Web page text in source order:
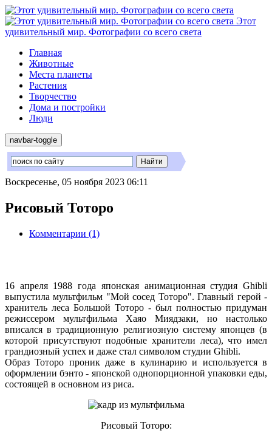
Этот
удивительный мир. Фотографии со всего света
Главная
Животные
Места планеты
Растения
Творчество
Дома и постройки
Люди
navbar-toggle
Воскресенье, 05 ноября 2023 06:11
Рисовый Тоторо
Комментарии (1)
16 апреля 1988 года японская анимационная студия Ghibli
выпустила мультфильм "Мой сосед Тоторо". Главный герой -
хранитель леса Большой Тоторо - был полностью придуман
режиссером мультфильма Хаяо Миядзаки, но настолько
вписался в традиционную религиозную систему японцев (в
которой присутствуют подобные хранители леса), что имел
грандиозный успех и даже стал символом студии Ghibli.
Образ Тоторо проник даже в кулинарию и используется в
оформлении бэнто - японской однопорционной упаковки еды,
состоящей в основном из риса.
Рисовый Тоторо: